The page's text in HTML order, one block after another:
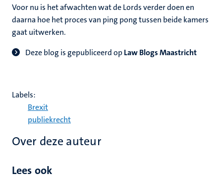
Voor nu is het afwachten wat de Lords verder doen en
daarna hoe het proces van ping pong tussen beide kamers
gaat uitwerken.
Deze blog is gepubliceerd opLaw Blogs Maastricht
Labels:
Brexit
publiekrecht
Over deze auteur
Lees ook